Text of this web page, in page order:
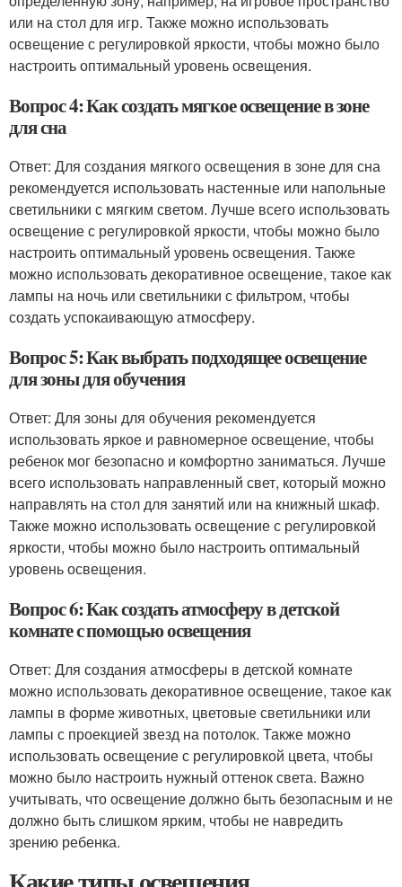
или на стол для игр. Также можно использовать
освещение с регулировкой яркости, чтобы можно было
настроить оптимальный уровень освещения.
Вопрос 4: Как создать мягкое освещение в зоне
для сна
Ответ: Для создания мягкого освещения в зоне для сна
рекомендуется использовать настенные или напольные
светильники с мягким светом. Лучше всего использовать
освещение с регулировкой яркости, чтобы можно было
настроить оптимальный уровень освещения. Также
можно использовать декоративное освещение, такое как
лампы на ночь или светильники с фильтром, чтобы
создать успокаивающую атмосферу.
Вопрос 5: Как выбрать подходящее освещение
для зоны для обучения
Ответ: Для зоны для обучения рекомендуется
использовать яркое и равномерное освещение, чтобы
ребенок мог безопасно и комфортно заниматься. Лучше
всего использовать направленный свет, который можно
направлять на стол для занятий или на книжный шкаф.
Также можно использовать освещение с регулировкой
яркости, чтобы можно было настроить оптимальный
уровень освещения.
Вопрос 6: Как создать атмосферу в детской
комнате с помощью освещения
Ответ: Для создания атмосферы в детской комнате
можно использовать декоративное освещение, такое как
лампы в форме животных, цветовые светильники или
лампы с проекцией звезд на потолок. Также можно
использовать освещение с регулировкой цвета, чтобы
можно было настроить нужный оттенок света. Важно
учитывать, что освещение должно быть безопасным и не
должно быть слишком ярким, чтобы не навредить
зрению ребенка.